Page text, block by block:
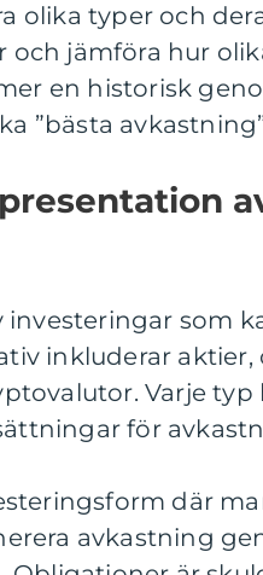
olika typer och
jämföra hur
en historisk
”bästa
investeringar som
inkluderar
Varje typ
för
där
avkastning